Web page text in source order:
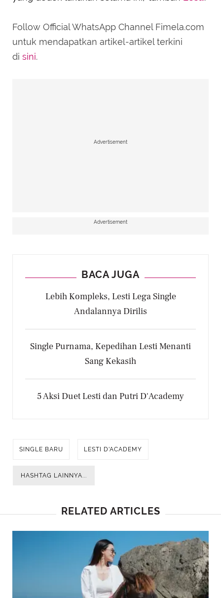
Follow Official WhatsApp Channel Fimela.com
untuk mendapatkan artikel-artikel terkini
di sini.
Advertisement
Advertisement
BACA JUGA
Lebih Kompleks, Lesti Lega Single
Andalannya Dirilis
Single Purnama, Kepedihan Lesti Menanti
Sang Kekasih
5 Aksi Duet Lesti dan Putri D'Academy
SINGLE BARU LESTI D'ACADEMY
HASHTAG LAINNYA...
RELATED ARTICLES